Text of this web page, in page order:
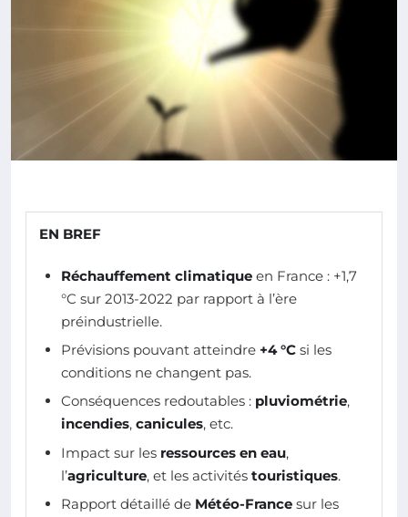
EN BREF
Réchauffement climatique en France : +1,7
°C sur 2013-2022 par rapport à l’ère
préindustrielle.
Prévisions pouvant atteindre +4 °C si les
conditions ne changent pas.
Conséquences redoutables : pluviométrie,
incendies, canicules, etc.
Impact sur les ressources en eau,
l’agriculture, et les activités touristiques.
Rapport détaillé de Météo-France sur les